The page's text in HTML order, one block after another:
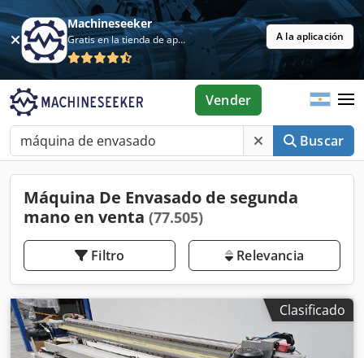
Machineseeker
Gratis en la tienda de aplicaciones A la aplicación
Buscar
Vender
Máquina De Envasado de segunda
mano en venta (77.505)
Filtro Relevancia
Clasificado